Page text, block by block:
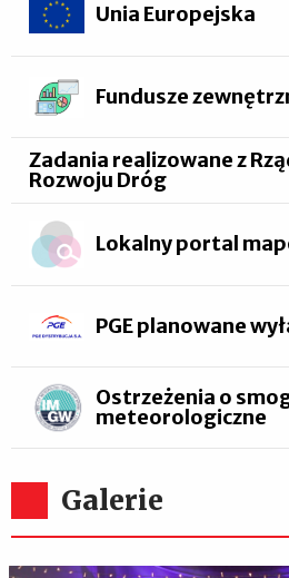
Unia Europejska
Fundusze
Zadania realizowane z
Rozwoju Dróg
Lokalny portal
PGE planowane
Ostrzeżenia o
meteorologiczne
Galerie